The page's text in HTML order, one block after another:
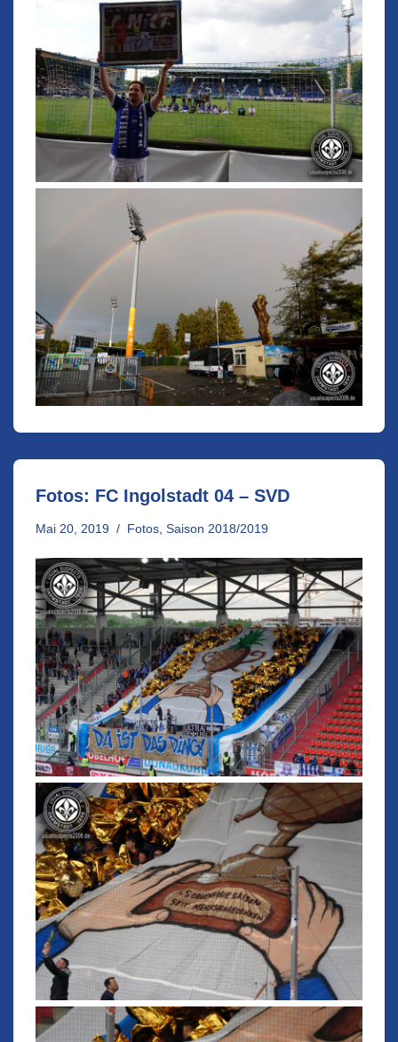
Fotos: FC Ingolstadt 04 – SVD
Mai 20, 2019 Fotos, Saison 2018/2019